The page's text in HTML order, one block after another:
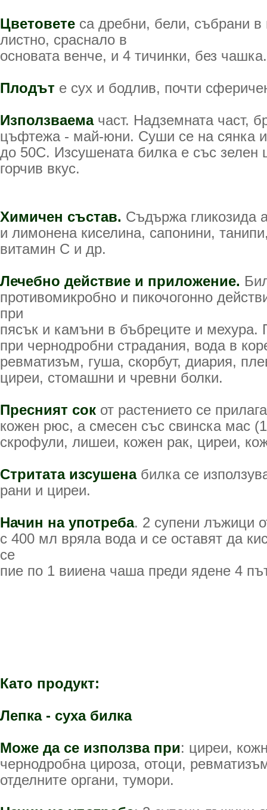
Цветовете са дребни, бели, събрани в
листно, сраснало в
основата венче, и 4 тичинки, без чашка.
Плодът е сух и бодлив, почти
Използваемачаст. Надземната част,
цъфтежа - май-юни. Суши се на сянка
до 50С. Изсушената билка е със зелен
горчив вкус.
Химичен състав. Съдържа гликозида
и лимонена киселина, сапонини,
витамин С и др.
Лечебно действие и приложение.
противомикробно и пикочогонно
при
пясък и камъни в бъбреците и
при чернодробни страдания, вода в
ревматизъм, гуша, скорбут, диария,
циреи, стомашни и чревни болки.
Пресният сок от растението се
кожен рюс, а смесен със свинска мас
скрофули, лишеи, кожен рак, циреи,
Стритата изсушенабилка се
рани и циреи.
Начин на употреба. 2 супени лъжици
с 400 мл вряла вода и се оставят да
се
пие по 1 вииена чаша преди ядене 4
Като продукт:
Лепка - суха билка
Може да се използва при: циреи,
чернодробна цироза, отоци,
отделните органи, тумори.